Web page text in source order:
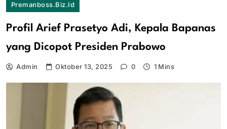
Premanboss.biz.id
Profil Arief Prasetyo Adi, Kepala Bapanas
yang Dicopot Presiden Prabowo
Admin Oktober 13, 2025 0 1 Mins